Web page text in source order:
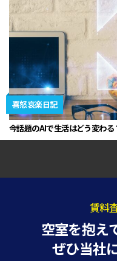
喜怒哀楽日記
今話題のAIで生活はどう変わ
賃料
空室を抱え
ぜひ当社